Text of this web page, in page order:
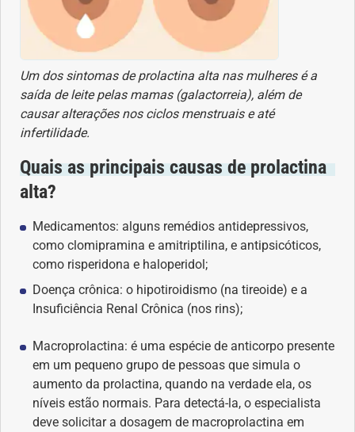
Problemas Neurológicos
Saúde da criança e adolescente
Saúde do coração
Saúde do homem
Saúde do nariz
Saúde dos Dentes
Saúde dos ouvidos
Um dos sintomas de prolactina alta nas mulheres é a
saída de leite pelas mamas (galactorreia), além de
causar alterações nos ciclos menstruais e até
infertilidade.
Quais as principais causas de prolactina
alta?
Medicamentos: alguns remédios antidepressivos,
como clomipramina e amitriptilina, e antipsicóticos,
como risperidona e haloperidol;
Doença crônica: o hipotiroidismo (na tireoide) e a
Insuficiência Renal Crônica (nos rins);
Macroprolactina: é uma espécie de anticorpo presente
em um pequeno grupo de pessoas que simula o
aumento da prolactina, quando na verdade ela, os
níveis estão normais. Para detectá-la, o especialista
deve solicitar a dosagem de macroprolactina em